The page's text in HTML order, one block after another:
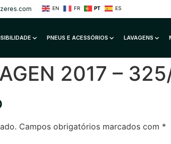
EN FR PT ES
PNEUS E ACESSÓRIOS LAVAGENS
2017 –
Campos obrigatórios marcados com *